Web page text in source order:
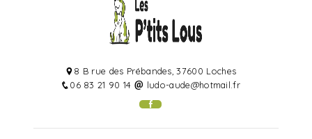
8 B rue des Prébandes, 37600 Loches
06 83 21 90 14
ludo-aude@hotmail.fr